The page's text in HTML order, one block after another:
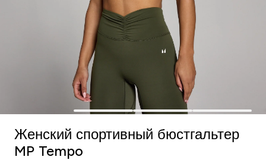
Женский спортивный бюстгальтер
MP Tempo